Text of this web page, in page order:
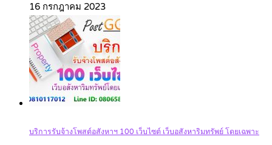
16 กรกฎาคม 2023
บริการรับจ้างโพสต์อสังหาฯ 100 เว็บไซต์ เว็บอสังหาริมทรัพย์ โดยเฉพาะ